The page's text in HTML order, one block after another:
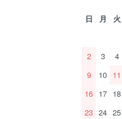
日 月 火
2
3 4
9
10 11
16 17 18
23 24 25